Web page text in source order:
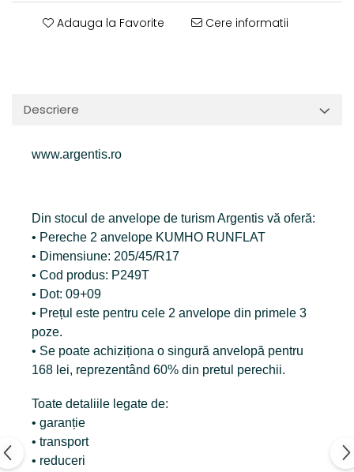
Adauga la Favorite Cere informatii
Descriere
www.argentis.ro
Din stocul de anvelope de turism Argentis vă oferă:
• Pereche 2 anvelope KUMHO RUNFLAT
• Dimensiune: 205/45/R17
• Cod produs: P249T
• Dot: 09+09
• Prețul este pentru cele 2 anvelope din primele 3
poze.
• Se poate achiziționa o singură anvelopă pentru
168 lei, reprezentând 60% din pretul perechii.
Toate detaliile legate de:
• garanție
• transport
• reduceri